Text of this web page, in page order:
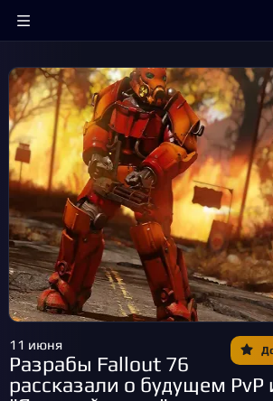
11 июня
Разрабы Fallout 76
рассказали о будущем PvP